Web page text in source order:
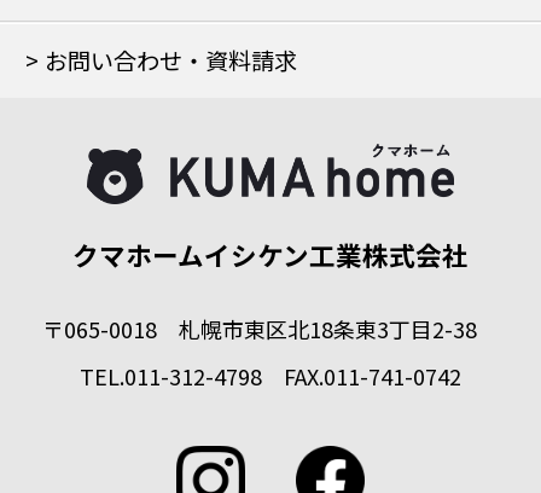
お問い合わせ・資料請求
クマホームイシケン工業株式会社
〒065-0018 札幌市東区北18条東3丁目2-38
TEL.011-312-4798 FAX.011-741-0742